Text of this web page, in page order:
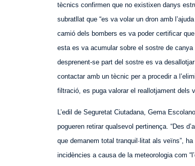
tècnics confirmen que no existixen danys
subratllat que “es va volar un dron amb
camió dels bombers es va poder certificar
esta es va acumular sobre el sostre de
desprenent-se part del sostre es va
contactar amb un tècnic per a procedir a
filtració, es puga valorar el reallotjament dels
L’edil de Seguretat Ciutadana, Gema
pogueren retirar qualsevol pertinença. “Des
que demanem total tranquil·litat als veïns”,
incidències a causa de la meteorologia com